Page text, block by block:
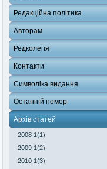
Редакційна політика
Авторам
Редколегія
Контакти
Символіка видання
Останній номер
Архів статей
2008 1(1)
2009 1(2)
2010 1(3)